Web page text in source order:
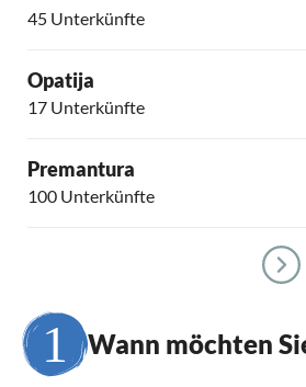
45 Unterkünfte
Opatija
17 Unterkünfte
Premantura
100 Unterkünfte
Wann möchten